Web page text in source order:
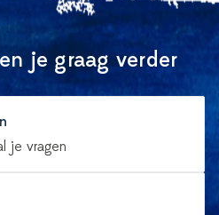
je graag verder
je vragen